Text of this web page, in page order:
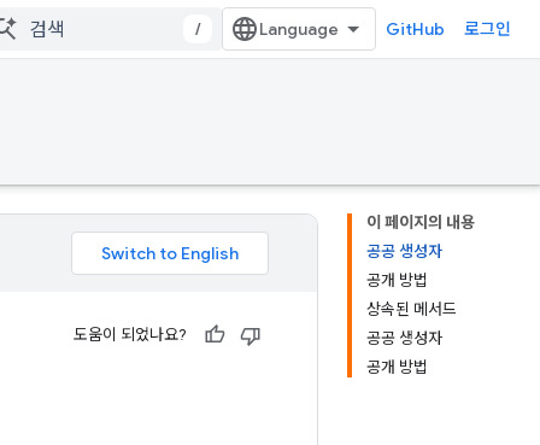
/ GitHub 로그인
이 페이지의 내용
공공 생성자
공개 방법
상속된 메서드
공공 생성자
공개 방법
도움이 되었나요?